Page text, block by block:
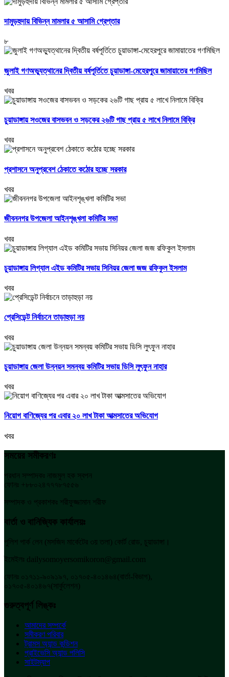
দামুড়হুদায় বিভিন্ন মামলার ৫ আসামি গ্রেপ্তার
৮
জুলাই গণঅভ্যুত্থানের দ্বিতীয় বর্ষপূর্তিতে চুয়াডাঙ্গা-মেহেরপুরে জামায়াতের গণমিছিল
খবর
চুয়াডাঙ্গায় সওজের বাসভবন ও সড়কের ২৬টি গাছ প্রায় ৫ লাখে নিলামে বিক্রি
খবর
প্রশাসনে অনুপ্রবেশ ঠেকাতে কঠোর হচ্ছে সরকার
খবর
জীবননগর উপজেলা আইনশৃঙ্খলা কমিটির সভা
খবর
চুয়াডাঙ্গায় লিগ্যাল এইড কমিটির সভায় সিনিয়র জেলা জজ রফিকুল ইসলাম
খবর
প্রেসিডেন্ট নির্বাচনে তাড়াহুড়া নয়
খবর
চুয়াডাঙ্গায় জেলা উন্নয়ন সমন্বয় কমিটির সভায় ডিসি লুৎফুন নাহার
খবর
নিয়োগ বাণিজ্যের পর এবার ২০ লাখ টাকা আত্মসাতের অভিযোগ
খবর
সময়ের সমীকরণঃ
প্রধান সম্পাদকঃ নাজমুল হক স্বপন
ফোনঃ +৮৮০২৪৭৭৭৮৭৫৫৬
সম্পাদক ও প্রকাশকঃ শরীফুজ্জামান শরীফ
বার্তা ও বানিজ্যিক কার্যালয়ঃ
পুলিশ পার্ক লেন (মসজিদ মার্কেটের ৩য় তলা) কোর্ট রোড, চুয়াডাঙ্গা।
ইমেইলঃ dailysomoyersomikoron@gmail.com
ফোনঃ ০১৭১১-৯০৯১৯৭, ০১৭০৫-৪০১৪৬৪(বার্তা-বিভাগ),
০১৭০৫-৪০১৪৬৭(সার্কুলেশন)
গুরুত্বপূর্ণ লিঙ্কঃ
আমাদের সম্পর্কে
সমীকরণ পরিবার
ট্রামস অ্যান্ড কন্ডিশন
প্রাইভেসি অ্যান্ড পলিসি
সাইটম্যাপ